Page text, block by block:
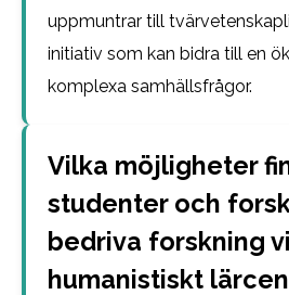
uppmuntrar till
initiativ som kan bidra till en
komplexa samhällsfrågor.
Vilka möjligheter
studenter och
bedriva forskning
humanistiskt